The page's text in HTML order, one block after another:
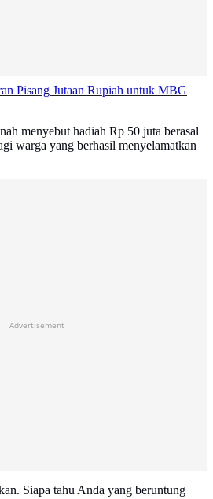
Pisang Jutaan Rupiah untuk MBG
menyebut hadiah Rp 50 juta berasal
warga yang berhasil menyelamatkan
Advertisement
Siapa tahu Anda yang beruntung